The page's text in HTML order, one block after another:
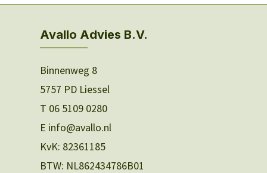
Avallo Advies B.V.
Binnenweg 8
5757 PD Liessel
T 06 5109 0280
E info@avallo.nl
KvK: 82361185
BTW: NL862434786B01